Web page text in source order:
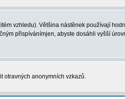
vzhledu). Většina nástěnek používají
přispívánímjen, abyste dosáhli vyšší
otravných anonymních vzkazů.